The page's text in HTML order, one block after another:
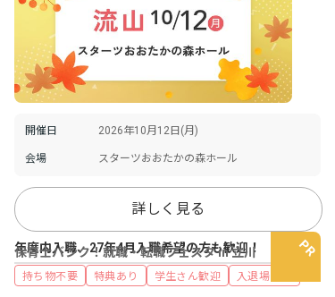
開催日 2026年10月12日(月)
会場 スターツおおたかの森ホール
詳しく見る
保育士バンク！就職・転職フェスタ in 立川
年度内入職、27年4月入職希望の方も歓迎！
持ち物不要 特典あり 学生さん歓迎 入退場自由